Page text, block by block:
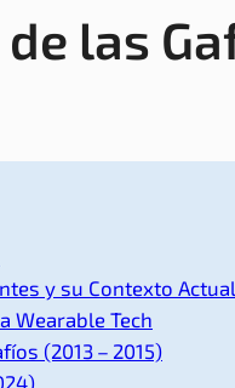
las
y su Contexto
Wearable Tech
(2013 – 2015)